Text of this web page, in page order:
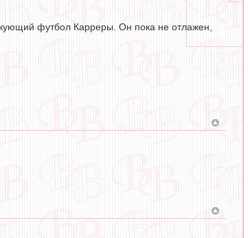
футбол Карреры. Он пока не отлажен,